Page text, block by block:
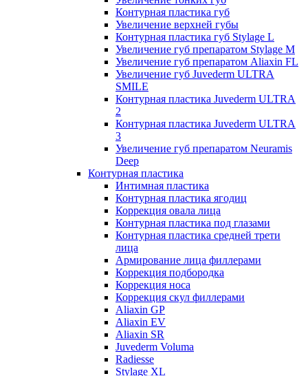
Контурная пластика губ
Увеличение верхней губы
Контурная пластика губ Stylage L
Увеличение губ препаратом Stylage M
Увеличение губ препаратом Aliaxin FL
Увеличение губ Juvederm ULTRA
SMILE
Контурная пластика Juvederm ULTRA
2
Контурная пластика Juvederm ULTRA
3
Увеличение губ препаратом Neuramis
Deep
Контурная пластика
Интимная пластика
Контурная пластика ягодиц
Коррекция овала лица
Контурная пластика под глазами
Контурная пластика средней трети
лица
Армирование лица филлерами
Коррекция подбородка
Коррекция носа
Коррекция скул филлерами
Aliaxin GP
Aliaxin EV
Aliaxin SR
Juvederm Voluma
Radiesse
Stylage XL